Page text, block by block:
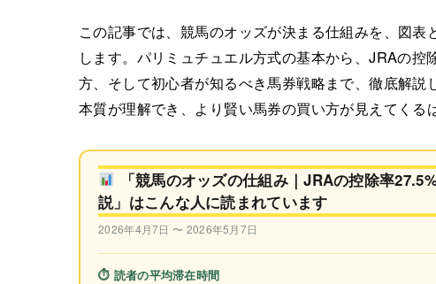
この記事では、競馬のオッズが決まる仕組みを、図
します。パリミュチュエル方式の基本から、JRAの
方、そして初心者が知るべき馬券戦略まで、徹底解
本質が理解でき、より賢い馬券の買い方が見えてくる
「競馬のオッズの仕組み｜JRAの控除率
説」はこんな人に読まれています
2026年4月7日 〜 2026年5月7日
⏱ 読者の平均滞在時間